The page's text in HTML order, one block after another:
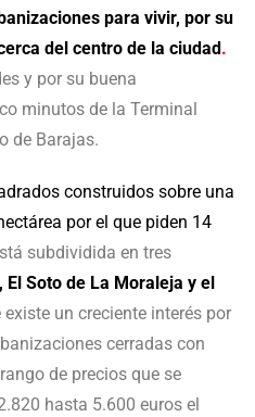
para vivir, por su
del centro de la ciudad.
y por su buena
minutos de la Terminal
de Barajas.
construidos sobre una
por el que piden 14
subdividida en tres
El Soto de La Moraleja y el
existe un creciente interés por
cerradas con
de precios que se
hasta 5.600 euros el